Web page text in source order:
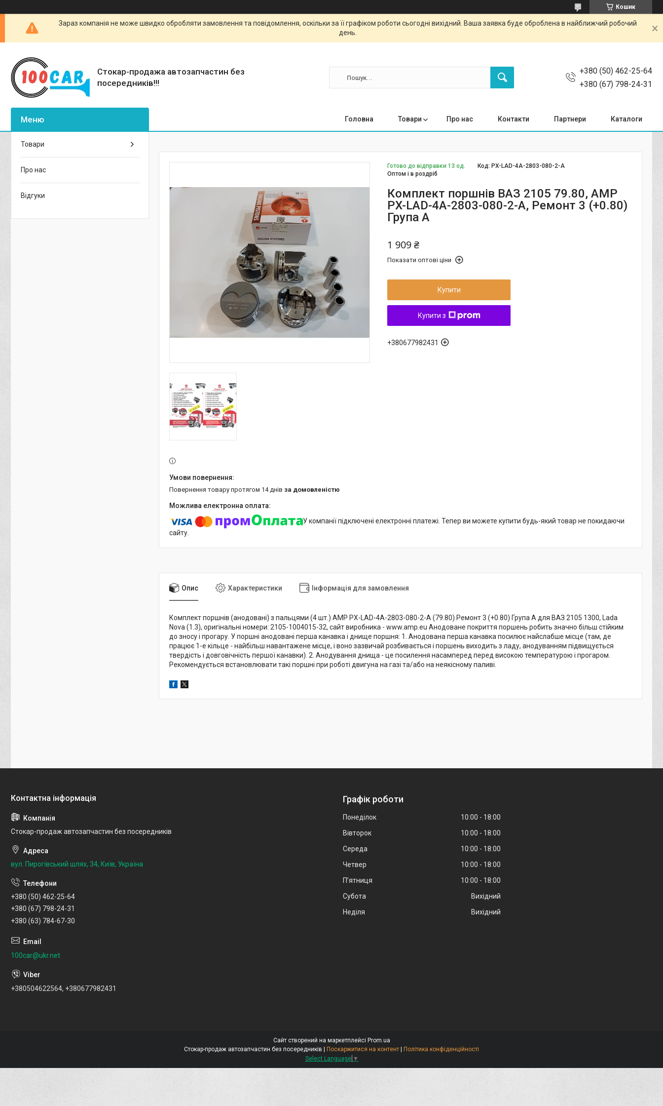
Кошик
Зараз компанія не може швидко обробляти замовлення та повідомлення, оскільки за її графіком роботи сьогодні вихідний. Ваша заявка буде оброблена в найближчий робочий
день.
Стокар-продажа автозапчастин без
посередників!!!
+380 (50) 462-25-64
+380 (67) 798-24-31
Головна Товари Про нас Контакти Партнери Каталоги
Готово до відправки 13 од.
Оптом і в роздріб
Код: PX-LAD-4A-2803-080-2-A
Комплект поршнів ВАЗ 2105 79.80, AMP
PX-LAD-4A-2803-080-2-A, Ремонт 3 (+0.80)
Група A
1 909 ₴
Показати оптові ціни
Купити
Купити з
+380677982431
повернення товару протягом 14 днів за домовленістю
У компанії підключені електронні платежі. Тепер ви можете купити будь-який товар не покидаючи
сайту.
Опис Характеристики Інформація для замовлення
Комплект поршнів (анодовані) з пальцями (4 шт.) AMP PX-LAD-4A-2803-080-2-A (79.80) Ремонт 3 (+0.80) Група A для ВАЗ 2105 1300, Lada
Nova (1.3), оригінальні номери: 2105-1004015-32, сайт виробника - www.amp.eu Анодоване покриття поршень робить значно більш стійким
до зносу і прогару. У поршні анодовані перша канавка і днище поршня: 1. Анодована перша канавка посилює найслабше місце (там, де
працює 1-е кільце - найбільш навантажене місце, і воно зазвичай розбивається і поршень виходить з ладу, анодуванням підвищується
твердість і довговічність першої канавки). 2. Анодування днища - це посилення насамперед перед високою температурою і прогаром.
Рекомендується встановлювати такі поршні при роботі двигуна на газі та/або на неякісному паливі.
Товари
Про нас
Відгуки
Стокар-продаж автозапчастин без посередників
вул. Пирогівський шлях, 34, Київ, Україна
+380 (50) 462-25-64
+380 (67) 798-24-31
+380 (63) 784-67-30
100car@ukr.net
+380504622564, +380677982431
Графік роботи
Понеділок 10:00
18:00
Вівторок
10:00
18:00
Середа
10:00
18:00
Четвер
10:00
18:00
Пʼятниця
10:00
18:00
Субота
Вихідний
Неділя
Вихідний
Сайт створений на маркетплейсі Prom.ua
Поскаржитися на контент
Політика конфіденційності
Select Language ▼